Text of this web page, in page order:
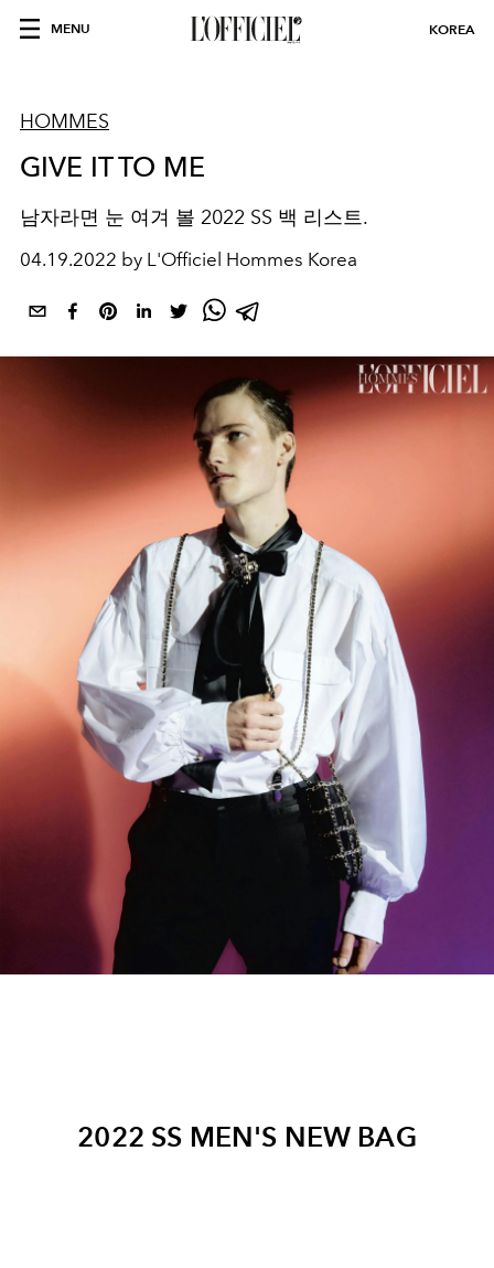
MENU KOREA
HOMMES
GIVE IT TO ME
남자라면 눈 여겨 볼 2022 SS 백 리스트.
04.19.2022 by L'Officiel Hommes Korea
2022 SS MEN'S NEW BAG